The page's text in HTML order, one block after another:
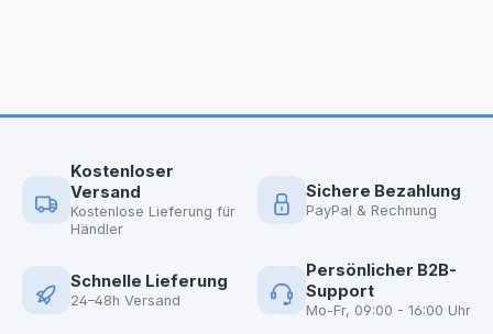
Kostenloser
Versand
Kostenlose Lieferung für
Händler
Sichere Bezahlung
PayPal & Rechnung
Schnelle Lieferung
24–48h Versand
Persönlicher B2B-
Support
Mo-Fr, 09:00 - 16:00 Uhr